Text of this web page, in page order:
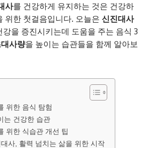
사를 건강하게 유지하는 것은 건강하
위한 첫걸음입니다. 오늘은 신진대사
을 증진시키는데 도움을 주는 음식 3
사량을 높이는 습관들을 함께 알아보
위한 음식 탐험
는 건강한 습관
위한 식습관 개선 팁
사, 활력 넘치는 삶을 위한 시작